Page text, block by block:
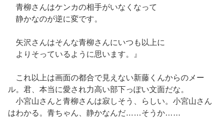
青柳さんはケンカの相手がいなくなって
静かなのが逆に変です。
矢沢さんはそんな青柳さんにいつも以上に
よりそっているように思います。』
これ以上は画面の都合で見えない新藤くんからのメー
ル。君、本当に愛され力高い部下っぽい文面だな。
小宮山さんと青柳さんは寂しそう、らしい。小宮山さん
はわかる。青ちゃん、静かなんだ……そうか……